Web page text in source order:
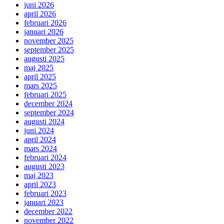
juni 2026
april 2026
februari 2026
januari 2026
november 2025
september 2025
augusti 2025
maj 2025
april 2025
mars 2025
februari 2025
december 2024
september 2024
augusti 2024
juni 2024
april 2024
mars 2024
februari 2024
augusti 2023
maj 2023
april 2023
februari 2023
januari 2023
december 2022
november 2022